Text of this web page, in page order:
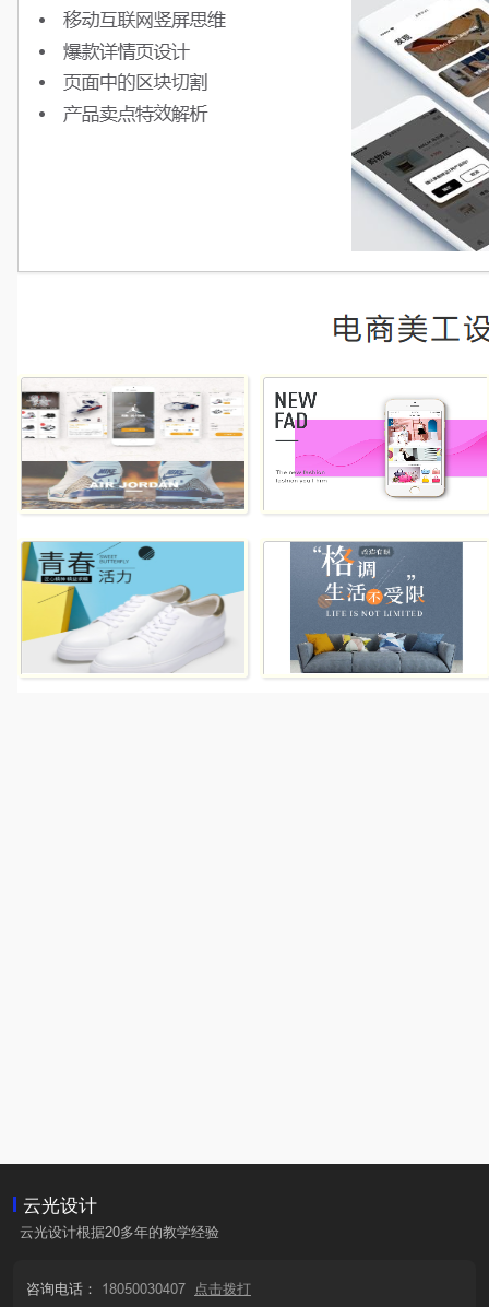
云光设计
云光设计根据20多年的教学经验
咨询电话： 18050030407
点击拨打